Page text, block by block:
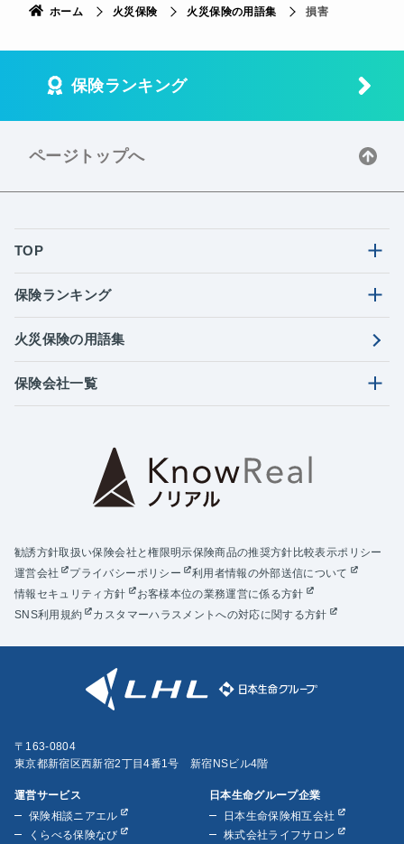
ホーム 火災保険 火災保険の用語集 損害
保険ランキング
ページトップへ
TOP
保険ランキング
火災保険の用語集
保険会社一覧
勧誘方針取扱い保険会社と権限明示保険商品の推奨方針比較表示ポリシー
運営会社
プライバシーポリシー
利用者情報の外部送信について
情報セキュリティ方針
お客様本位の業務運営に係る方針
SNS利用規約
カスタマーハラスメントへの対応に関する方針
〒163-0804
東京都新宿区西新宿2丁目4番1号 新宿NSビル4階
運営サービス
保険相談ニアエル
くらべる保険なび
日本生命グループ企業
日本生命保険相互会社
株式会社ライフサロン